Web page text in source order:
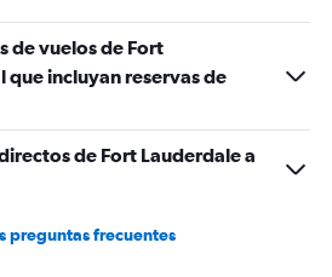
de vuelos de Fort
que incluyan reservas de
de Fort Lauderdale a
preguntas frecuentes